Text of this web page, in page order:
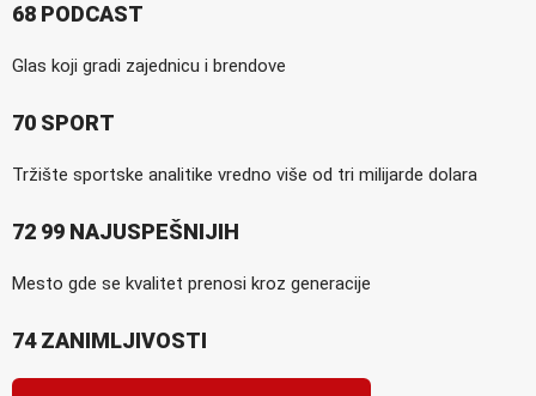
68 PODCAST
Glas koji gradi zajednicu i brendove
70 SPORT
Tržište sportske analitike vredno više od tri milijarde dolara
72 99 NAJUSPEŠNIJIH
Mesto gde se kvalitet prenosi kroz generacije
74 ZANIMLJIVOSTI